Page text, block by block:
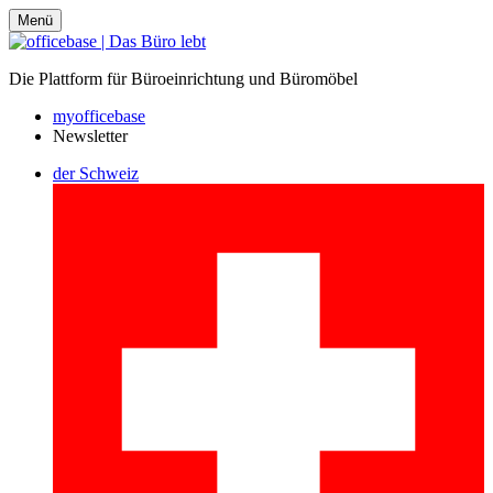
Menü
Die Plattform für Büroeinrichtung und Büromöbel
myofficebase
Newsletter
der Schweiz